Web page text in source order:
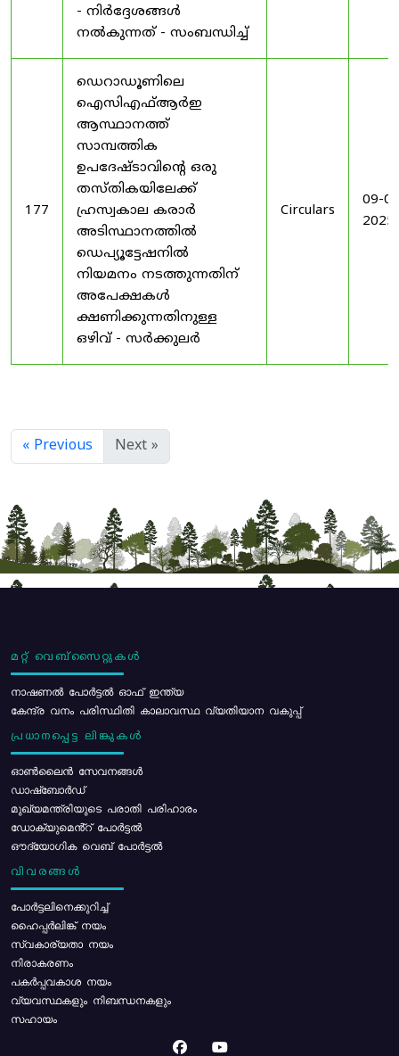
- നിർദ്ദേശങ്ങൾ
നൽകുന്നത് - സംബന്ധിച്ച്
177
ഡെറാഡൂണിലെ
ഐസിഎഫ്ആർഇ
ആസ്ഥാനത്ത്
സാമ്പത്തിക
ഉപദേഷ്ടാവിന്റെ ഒരു
തസ്തികയിലേക്ക്
ഹ്രസ്വകാല കരാർ
അടിസ്ഥാനത്തിൽ
ഡെപ്യൂട്ടേഷനിൽ
നിയമനം നടത്തുന്നതിന്
അപേക്ഷകൾ
ക്ഷണിക്കുന്നതിനുള്ള
ഒഴിവ് - സർക്കുലർ
Circulars
09-
2025
« Previous Next »
മറ്റ് വെബ്സൈറ്റുകൾ
നാഷണൽ പോർട്ടൽ ഓഫ് ഇന്ത്യ
കേന്ദ്ര വനം പരിസ്ഥിതി കാലാവസ്ഥ വ്യതിയാന വകുപ്പ്
പ്രധാനപ്പെട്ട ലിങ്കുകൾ
ഓൺലൈൻ സേവനങ്ങൾ
ഡാഷ്ബോർഡ്
മുഖ്യമന്ത്രിയുടെ പരാതി പരിഹാരം
ഡോക്യുമെൻ്റ് പോർട്ടൽ
ഔദ്യോഗിക വെബ് പോർട്ടൽ
വിവരങ്ങൾ
പോര്‍ട്ടലിനെക്കുറിച്ച്
ഹൈപ്പർലിങ്ക് നയം
സ്വകാര്യതാ നയം
നിരാകരണം
പകർപ്പവകാശ നയം
വ്യവസ്ഥകളും നിബന്ധനകളും
സഹായം